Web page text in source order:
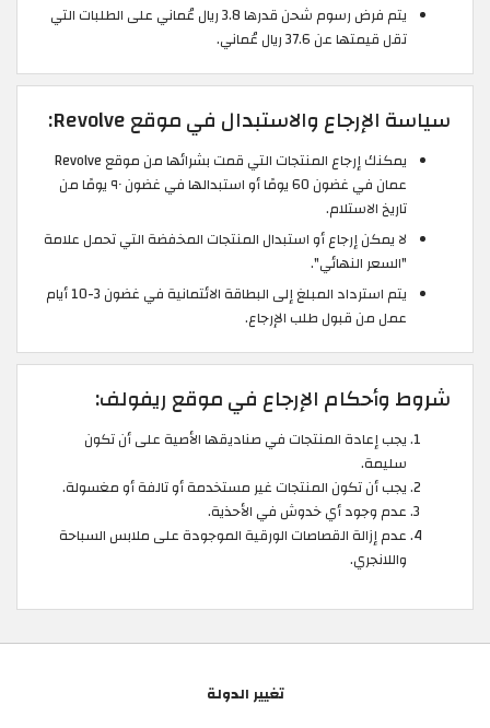
يتم فرض رسوم شحن قدرها 3.8 ريال عُماني على الطلبات التي
تقل قيمتها عن 37.6 ريال عُماني.
سياسة الإرجاع والاستبدال في موقع Revolve:
يمكنك إرجاع المنتجات التي قمت بشرائها من موقع Revolve
عمان في غضون 60 يومًا أو استبدالها في غضون ٩٠ يومًا من
تاريخ الاستلام.
لا يمكن إرجاع أو استبدال المنتجات المخفضة التي تحمل علامة
"السعر النهائي".
يتم استرداد المبلغ إلى البطاقة الائتمانية في غضون 3-10 أيام
عمل من قبول طلب الإرجاع.
شروط وأحكام الإرجاع في موقع ريفولف:
يجب إعادة المنتجات في صناديقها الأصية على أن تكون
سليمة.
يجب أن تكون المنتجات غير مستخدمة أو تالفة أو مغسولة.
عدم وجود أي خدوش في الأحذية.
عدم إزالة القصاصات الورقية الموجودة على ملابس السباحة
واللانجري.
تغيير الدولة